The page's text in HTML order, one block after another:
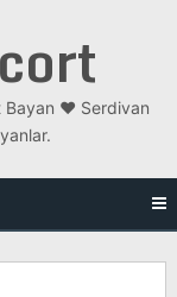
Bayan ❤️ Serdivan